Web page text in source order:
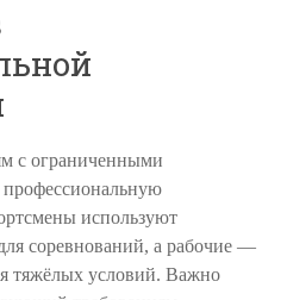
с ограниченными
используют
соревнований, а рабочие —
тяжёлых условий. Важно